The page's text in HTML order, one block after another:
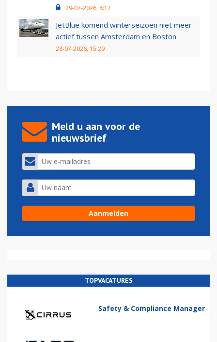
29-07-2026, 8:17
JetBlue komend winterseizoen niet meer
actief tussen Amsterdam en Boston
28-07-2026, 15:29
Meld u aan voor de
nieuwsbrief
TOPVACATURES
Safety & Compliance Manager